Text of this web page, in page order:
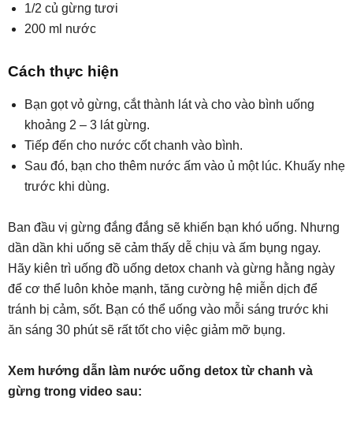
1/2 củ gừng tươi
200 ml nước
Cách thực hiện
Bạn gọt vỏ gừng, cắt thành lát và cho vào bình uống
khoảng 2 – 3 lát gừng.
Tiếp đến cho nước cốt chanh vào bình.
Sau đó, bạn cho thêm nước ấm vào ủ một lúc. Khuấy nhẹ
trước khi dùng.
Ban đầu vị gừng đắng đắng sẽ khiến bạn khó uống. Nhưng
dần dần khi uống sẽ cảm thấy dễ chịu và ấm bụng ngay.
Hãy kiên trì uống đồ uống detox chanh và gừng hằng ngày
để cơ thể luôn khỏe mạnh, tăng cường hệ miễn dịch để
tránh bị cảm, sốt. Bạn có thể uống vào mỗi sáng trước khi
ăn sáng 30 phút sẽ rất tốt cho việc giảm mỡ bụng.
Xem hướng dẫn làm nước uống detox từ chanh và
gừng trong video sau: